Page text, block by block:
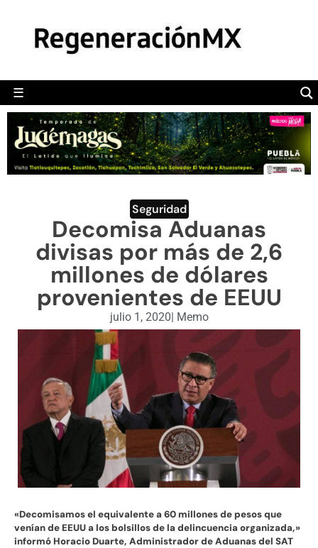
☰
POLÍTICA
CAMALEÓN
OPINIÓN
DEPORTES
ENGLISH SECTION
VIDEOS
Seguridad
Decomisa Aduanas
divisas por más de 2,6
millones de dólares
provenientes de EEUU
julio 1, 2020| Memo
«Decomisamos el equivalente a 60 millones de pesos que
venían de EEUU a los bolsillos de la delincuencia organizada,»
informó Horacio Duarte, Administrador de Aduanas del SAT